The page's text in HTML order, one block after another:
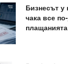
Бизнесът у
чака все